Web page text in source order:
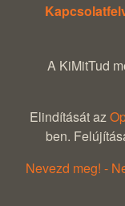
A KiMitTud
Elindítását az
ben.
Nevezd meg! -